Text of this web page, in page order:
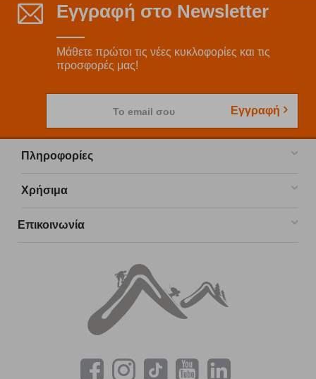
Εγγραφή στο Newsletter
Μάθετε πρώτοι τις νέες κυκλοφορίες και τις
προσφορές μας!
Το email σου Εγγραφή
Πληροφορίες
Χρήσιμα
Επικοινωνία